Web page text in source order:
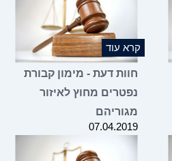
קרא עוד
חוות דעת - מימון קבורת
נפטרים מחוץ לאיזור
מגוריהם
07.04.2019